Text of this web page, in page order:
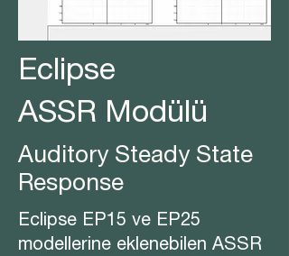
Eclipse
ASSR Modülü
Auditory Steady State
Response
Eclipse EP15 ve EP25
modellerine eklenebilen ASSR